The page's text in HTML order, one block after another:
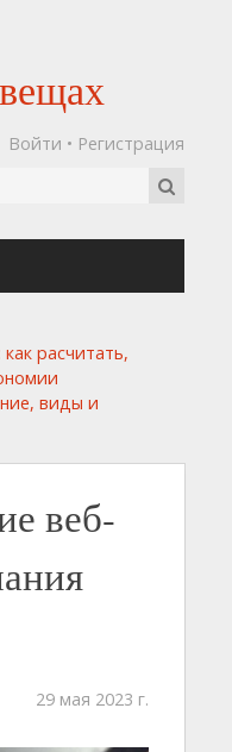
Войти • Регистрация
расчитать,
виды и
веб-
29 мая 2023 г.